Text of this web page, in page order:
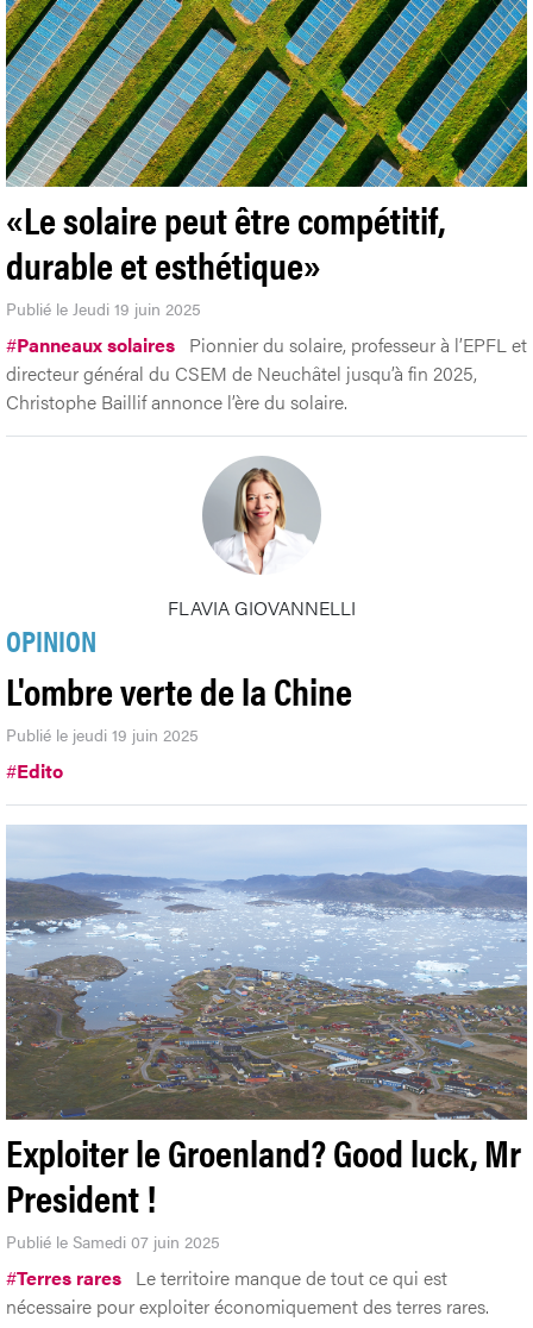
«Le solaire peut être compétitif,
durable et esthétique»
Publié le Jeudi 19 juin 2025
#Panneaux solaires Pionnier du solaire, professeur à l’EPFL et
directeur général du CSEM de Neuchâtel jusqu’à fin 2025,
Christophe Baillif annonce l’ère du solaire.
FLAVIA GIOVANNELLI
OPINION
L'ombre verte de la Chine
Publié le jeudi 19 juin 2025
#Edito
Exploiter le Groenland? Good luck, Mr
President !
Publié le Samedi 07 juin 2025
#Terres rares Le territoire manque de tout ce qui est
nécessaire pour exploiter économiquement des terres rares.